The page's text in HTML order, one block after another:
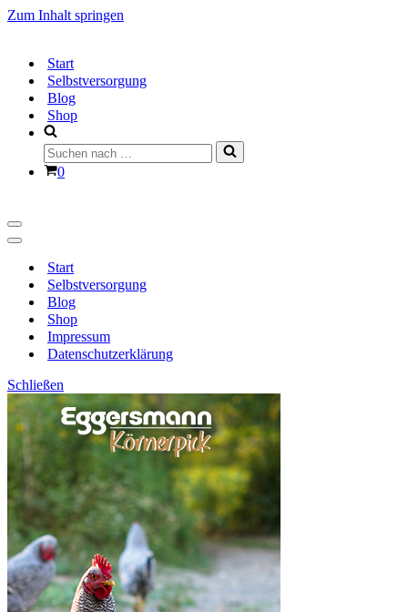
Zum Inhalt springen
Start
Selbstversorgung
Blog
Shop
Suchen
nach …
Warenkorb
0
Navigationsmenü
Navigationsmenü
Start
Selbstversorgung
Blog
Shop
Impressum
Datenschutzerklärung
Schließen